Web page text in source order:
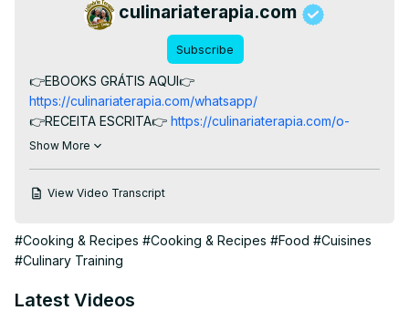
culinariaterapia.com
Subscribe
👉EBOOKS GRÁTIS AQUI👉
https://culinariaterapia.com/whatsapp/
👉RECEITA ESCRITA👉 https://culinariaterapia.com/o-
miojo-do-whindersson-nunes/
Whindersson Nunes
#miojo #DineZinha #CulinariaTerapia #macarraocremoso
Show More
View Video Transcript
#Cooking & Recipes #Cooking & Recipes #Food #Cuisines
#Culinary Training
Latest Videos